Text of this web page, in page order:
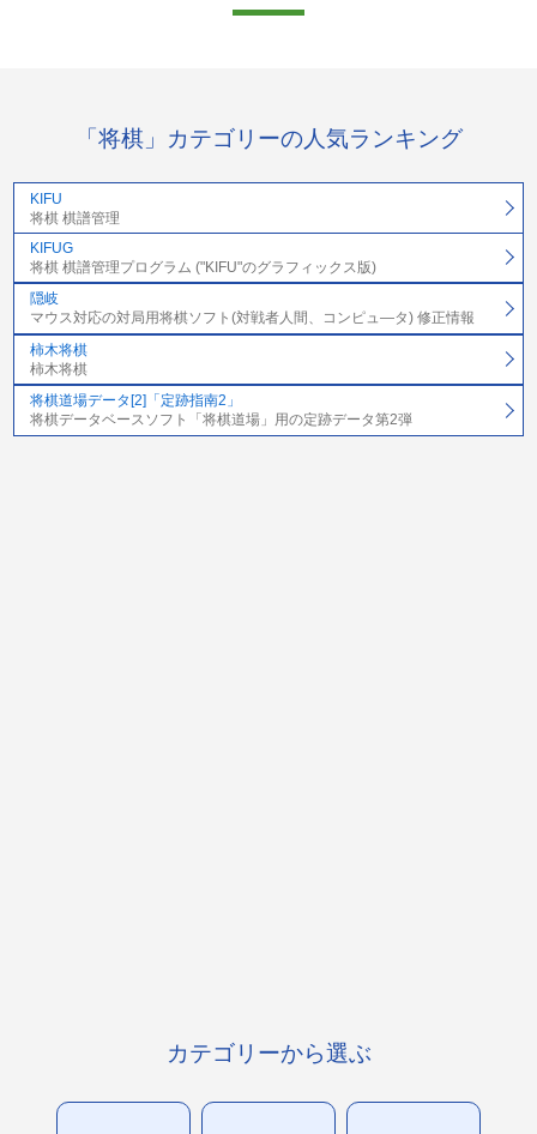
「将棋」カテゴリーの人気ランキング
KIFU
将棋 棋譜管理
KIFUG
将棋 棋譜管理プログラム ("KIFU"のグラフィックス版)
隠岐
マウス対応の対局用将棋ソフト(対戦者人間、コンピュ―タ) 修正情報
柿木将棋
柿木将棋
将棋道場データ[2]「定跡指南2」
将棋データベースソフト「将棋道場」用の定跡データ第2弾
カテゴリーから選ぶ